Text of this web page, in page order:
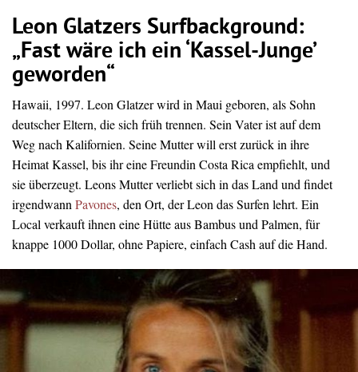
Leon Glatzers Surfbackground:
„Fast wäre ich ein ‘Kassel-Junge’
geworden“
Hawaii, 1997. Leon Glatzer wird in Maui geboren, als Sohn
deutscher Eltern, die sich früh trennen. Sein Vater ist auf dem
Weg nach Kalifornien. Seine Mutter will erst zurück in ihre
Heimat Kassel, bis ihr eine Freundin Costa Rica empfiehlt, und
sie überzeugt. Leons Mutter verliebt sich in das Land und findet
irgendwann Pavones, den Ort, der Leon das Surfen lehrt. Ein
Local verkauft ihnen eine Hütte aus Bambus und Palmen, für
knappe 1000 Dollar, ohne Papiere, einfach Cash auf die Hand.